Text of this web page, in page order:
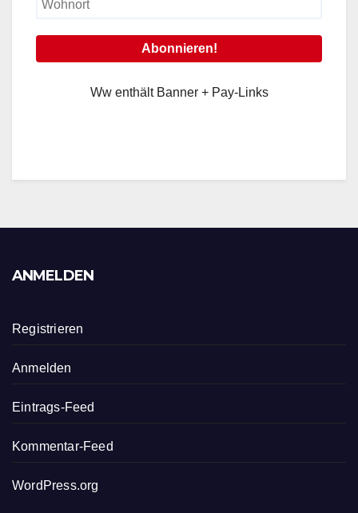
Ww enthält Banner + Pay-Links
ANMELDEN
Registrieren
Anmelden
Eintrags-Feed
Kommentar-Feed
WordPress.org